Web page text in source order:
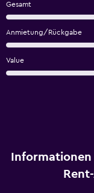
Gesamt
Anmietung/Rückgabe
Value